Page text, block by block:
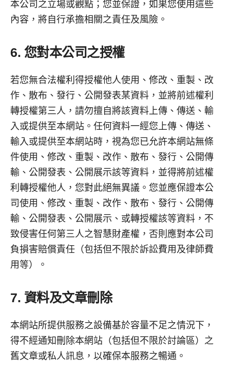
本公司之立場或觀點；您並保證，如果您使用這些
內容，將自行承擔相關之責任及風險。
6. 您對本公司之授權
若您無合法權利得授權他人使用、修改、重製、改
作、散布、發行、公開發表某資料，並將前述權利
轉授權第三人，請勿擅自將該資料上傳、傳送、輸
入或提供至本網站。任何資料一經您上傳、傳送、
輸入或提供至本網站時，視為您已允許本網站無條
件使用、修改、重製、改作、散布、發行、公開傳
輸、公開發表、公開展示該等資料，並得將前述權
利轉授權他人，您對此絕無異議。您並應保證本公
司使用、修改、重製、改作、散布、發行、公開傳
輸、公開發表、公開展示、或轉授權該等資料，不
致侵害任何第三人之智慧財產權，否則應對本公司
負損害賠償責任（包括但不限於訴訟費用及律師費
用等）。
7. 資料及文章刪除
本網站所提供服務之設備基於容量不足之情況下，
得不經通知刪除本網站（包括但不限於討論區）之
舊文章或私人訊息，以確保本服務之暢通。